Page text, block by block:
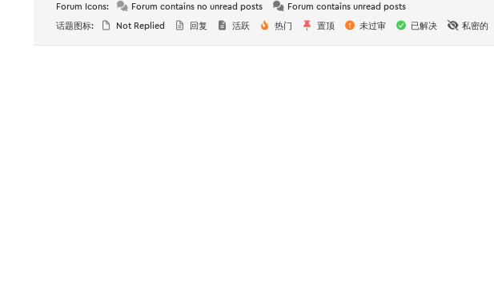
Forum Icons: Forum contains no unread posts Forum contains unread posts
话题图标: Not Replied 回复 活跃 热门 置顶 未过审 已解决 私密的